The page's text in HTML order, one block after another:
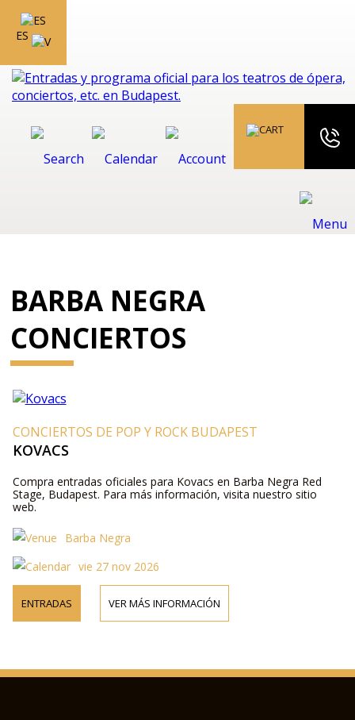
ES
BARBA NEGRA
CONCIERTOS
CONCIERTOS DE POP Y ROCK BUDAPEST
KOVACS
Compra entradas oficiales para Kovacs en Barba Negra Red
Stage, Budapest. Para más información, visita nuestro sitio
web.
Barba Negra
vie 27 nov 2026
ENTRADAS VER MÁS INFORMACIÓN